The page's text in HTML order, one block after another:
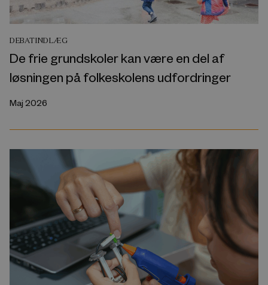
DEBATINDLÆG
De frie grundskoler kan være en del af
løsningen på folkeskolens udfordringer
Maj 2026